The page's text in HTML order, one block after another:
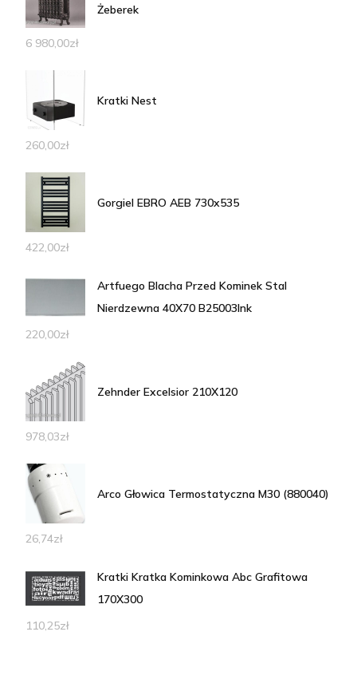
Żeberek
6 980,00zł
Kratki Nest
260,00zł
Gorgiel EBRO AEB 730x535
422,00zł
Artfuego Blacha Przed Kominek Stal
Nierdzewna 40X70 B25003Ink
220,00zł
Zehnder Excelsior 210X120
978,03zł
Arco Głowica Termostatyczna M30 (880040)
26,74zł
Kratki Kratka Kominkowa Abc Grafitowa
170X300
110,25zł